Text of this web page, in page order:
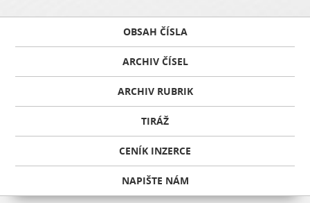
OBSAH ČÍSLA
ARCHIV ČÍSEL
ARCHIV RUBRIK
TIRÁŽ
CENÍK INZERCE
NAPIŠTE NÁM